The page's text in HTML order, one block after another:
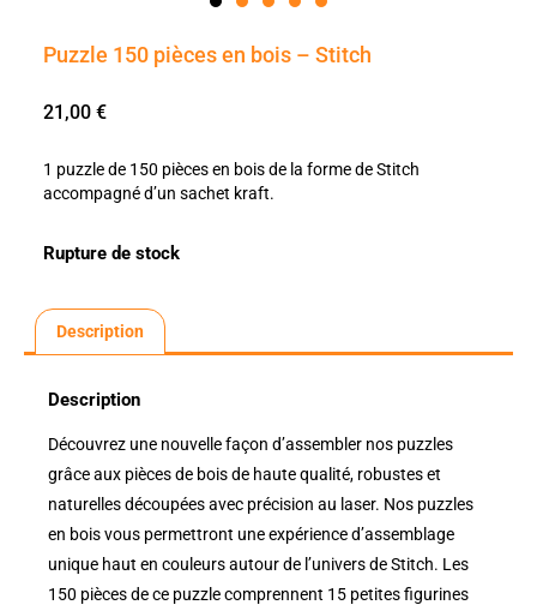
Puzzle 150 pièces en bois – Stitch
21,00 €
1 puzzle de 150 pièces en bois de la forme de Stitch
accompagné d’un sachet kraft.
Rupture de stock
Description
Description
Découvrez une nouvelle façon d’assembler nos puzzles
grâce aux pièces de bois de haute qualité, robustes et
naturelles découpées avec précision au laser. Nos puzzles
en bois vous permettront une expérience d’assemblage
unique haut en couleurs autour de l’univers de Stitch. Les
150 pièces de ce puzzle comprennent 15 petites figurines